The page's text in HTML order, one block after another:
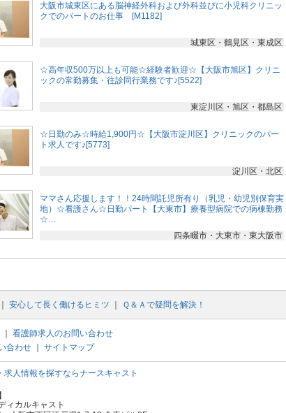
大阪市城東区にある脳神経外科および外科並びに小児科クリニッ
クでのパートのお仕事 [M1182]
城東区・鶴見区・東成区
☆高年収500万以上も可能☆経験者歓迎☆【大阪市旭区】クリニ
ックの常勤募集・往診同行業務です♪[5522]
東淀川区・旭区・都島区
☆日勤のみ☆時給1,900円☆【大阪市淀川区】クリニックのパー
ト求人です♪[5773]
淀川区・北区
ママさん応援します！！24時間託児所有り（乳児・幼児別保育実
地）☆看護さん☆日勤パート【大東市】療養型病院での病棟勤務
☆…
四条畷市・大東市・東大阪市
安心して長く働けるヒミツ Ｑ＆Ａで疑問を解決！
看護師求人のお問い合わせ
合わせ サイトマップ
人情報を探すならナースキャスト
ィカルキャスト